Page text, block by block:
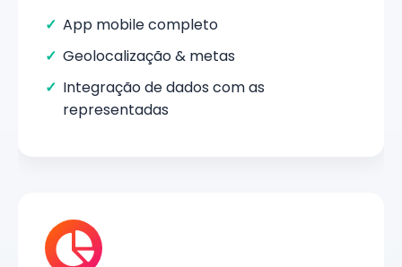
App mobile completo
Geolocalização & metas
Integração de dados com as
representadas